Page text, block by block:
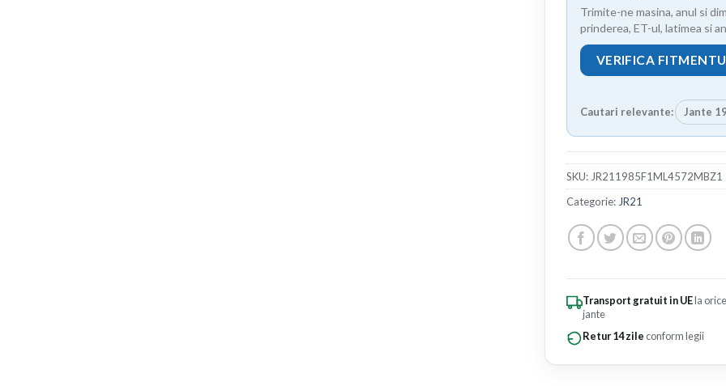
Trimite-ne masina, anul si
prinderea, ET-ul, latimea si
VERIFICA
Cautari relevante: Jante
SKU: JR211985F1ML4572MBZ1
Categorie: JR21
Transport gratuit in UEla
jante
Retur 14 zile conform legii